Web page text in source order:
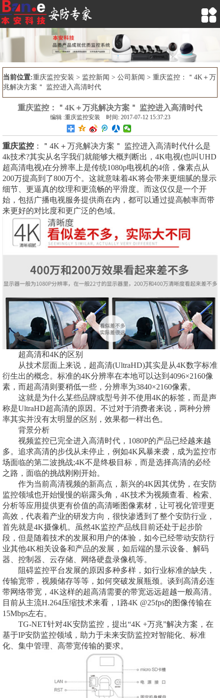

当前位置:重庆监控安装 > 监控新闻 > 公司新闻 > 重庆监控：＂4K＋万
兆解决方案＂ 监控进入高清时代
重庆监控：＂4K＋万兆解决方案＂ 监控进入高清时代
编辑 :重庆监控安装 时间: 2017-07-12 15:37:23
重庆监控 ：＂4K＋万兆解决方案＂ 监控进入高清时代什么是
4k技术?其实从名字我们就能够大概判断出，4K电视(也叫UHD
超高清电视)在分辨率上是传统1080p电视机的4倍，像素点从
200万提高到了800万个。这就意味着4K将会带来更细腻的显示
细节、更逼真的纹理和更流畅的平滑度。而这仅仅是一个开
始，包括广播电视服务提供商在内，都可以通过提高帧率而带
来更好的对比度和更广泛的色域。
超高清和4K的区别
从技术层面上来说，超高清(UltraHD)其实是从4K数字标准
衍生出的概念。标准的4K分辨率在本地可以达到4096×2160像
素，而超高清则要稍低一些，分辨率为3840×2160像素。
这就是为什么某些品牌或型号并不使用4K的标签，而是声
称是UltraHD超高清的原因。不过对于消费者来说，两种分辨
率其实并没有太明显的区别，效果都一样出色。
背景分析
视频监控已完全进入高清时代，1080P的产品已经越来越
多。追求高清的步伐从未停止，例如4K风暴来袭，成为监控市
场面临的第二波挑战;4K不是终极目标，而是选择高清的必经
之路，面临的挑战刚刚开始。
作为当前高清视频的新高点，新兴的4K因其优势，在安防
监控领域也开始慢慢的崭露头角，4K技术为视频查看、检索、
分析等应用提供更有价值的高清晰图像素材，让可视化管理更
高效，代表着产业的研发方向，很快渗透到了整个安防行业，
首先就是4K摄像机。虽然4K监控产品线目前还处于起步阶
段，但是随着技术的发展和用户的体验，如今已经带动安防行
业其他4K相关设备和产品的发展，如后端的显示设备、解码
器、控制器、云存储、网络硬盘录像机等。
阻碍监控平台发展的原因多种多样，如行业标准的缺失，
传输宽带，视频储存等等，如何突破发展瓶颈。谈到高清必连
带网络带宽，4K这样的超高清需要的带宽远远超越一般高清。
目前从主流H.264压缩技术来看，1路4K @25fps的图像传输在
15Mbps左右。
TG-NET针对4K安防监控，提出“4K +万兆”解决方案，在
基于IP安防监控领域，助力于未来安防监控对智能化、标准
化、集中管理、高带宽传输的要求。